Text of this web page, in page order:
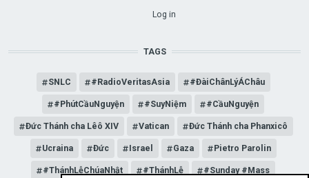
Log in
TAGS
SNLC #RadioVeritasAsia #ĐàiChânLýÁChâu
#PhútCầuNguyện #SuyNiệm #CầuNguyện
Đức Thánh cha Lêô XIV Vatican Đức Thánh cha Phanxicô
Ucraina Đức Israel Gaza Pietro Parolin
#ThánhLễChúaNhật #ThánhLễ #Sunday #Mass